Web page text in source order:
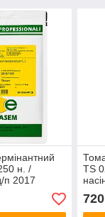
н. /
п 2017
TS